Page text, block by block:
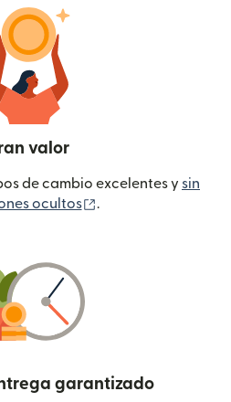
valor
de cambio excelentes y sin
ocultos
.
garantizado